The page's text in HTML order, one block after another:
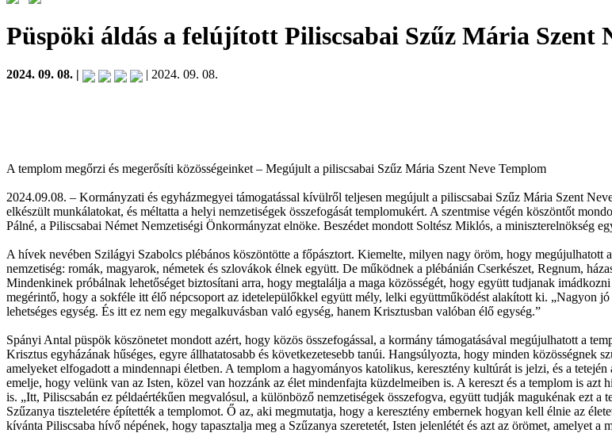
Püspöki áldás a felújított Piliscsabai Szűz Mária Szent
2024. 09. 08. | | 2024. 09. 08.
A templom megőrzi és megerősíti közösségeinket – Megújult a piliscsabai Szűz Mária Szent Neve Templom
2024.09.08. – Kormányzati és egyházmegyei támogatással kívülről teljesen megújult a piliscsabai Szűz Mária Szent
elkészült munkálatokat, és méltatta a helyi nemzetiségek összefogását templomukért. A szentmise végén köszöntőt
Pálné, a Piliscsabai Német Nemzetiségi Önkormányzat elnöke. Beszédet mondott Soltész Miklós, a miniszterelnökség
A hívek nevében Szilágyi Szabolcs plébános köszöntötte a főpásztort. Kiemelte, milyen nagy öröm, hogy megújulhatott
nemzetiség: romák, magyarok, németek és szlovákok élnek együtt. De működnek a plébánián Cserkészet, Regnum,
Mindenkinek próbálnak lehetőséget biztosítani arra, hogy megtalálja a maga közösségét, hogy együtt tudjanak
megérintő, hogy a sokféle itt élő népcsoport az idetelepülőkkel együtt mély, lelki együttműködést alakított ki. „Nagyon
lehetséges egység. És itt ez nem egy megalkuvásban való egység, hanem Krisztusban valóban élő egység.”
Spányi Antal püspök köszönetet mondott azért, hogy közös összefogással, a kormány támogatásával megújulhatott a
Krisztus egyházának hűséges, egyre állhatatosabb és következetesebb tanúi. Hangsúlyozta, hogy minden közösségnek
amelyeket elfogadott a mindennapi életben. A templom a hagyományos katolikus, keresztény kultúrát is jelzi, és a
emelje, hogy velünk van az Isten, közel van hozzánk az élet mindenfajta küzdelmeiben is. A kereszt és a templom is azt
is. „Itt, Piliscsabán ez példaértékűen megvalósul, a különböző nemzetiségek összefogva, együtt tudják magukénak ezt
Szűzanya tiszteletére építették a templomot. Ő az, aki megmutatja, hogy a keresztény embernek hogyan kell élnie az
kívánta Piliscsaba hívő népének, hogy tapasztalja meg a Szűzanya szeretetét, Isten jelenlétét és azt az örömet, amelyet a